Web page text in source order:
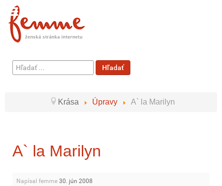
Hľadať
...
Hľadať
Krása Úpravy A` la Marilyn
A` la Marilyn
Napísal femme 30. jún 2008